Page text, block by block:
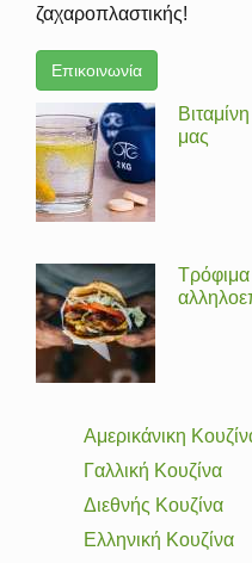
ζαχαροπλαστικής!
Επικοινωνία
μας
Αμερικάνικη
Γαλλική Κουζίνα
Διεθνής Κουζίνα
Ελληνική Κουζίνα